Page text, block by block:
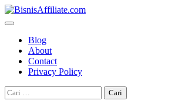
Skip
to
Blog
About
Contact
Privacy Policy
Cari
untuk: